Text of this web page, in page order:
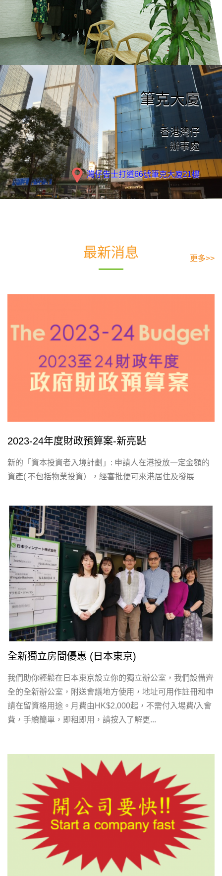
筆克大廈
香港灣仔
辦事處
灣仔告士打道66號筆克大廈21樓
更多>>
最新消息
2023-24年度財政預算案-新亮點
新的「資本投資者入境計劃」: 申請人在港投放一定金額的
資產( 不包括物業投資），經審批便可來港居住及發展
全新獨立房間優惠 (日本東京)
我們助你輕鬆在日本東京設立你的獨立辦公室，我們設備齊
全的全新辦公室，附送會議地方使用，地址可用作註冊和申
請在留資格用途。月費由HK$2,000起，不需付入埸費/入會
費，手續簡單，即租即用，請按入了解更...